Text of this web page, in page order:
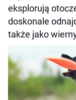
eksplorują
doskonale
także jako